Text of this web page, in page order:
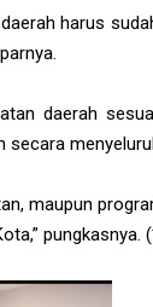
harus
daerah
secara
maupun
pungkasnya.